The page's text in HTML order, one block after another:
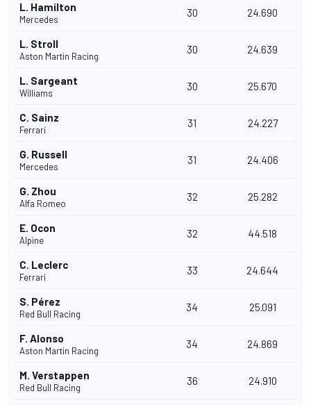
L. Hamilton
Mercedes
30 24.690
L. Stroll
Aston Martin Racing
30 24.639
L. Sargeant
Williams
30 25.670
C. Sainz
Ferrari
31 24.227
G. Russell
Mercedes
31 24.406
G. Zhou
Alfa Romeo
32 25.282
E. Ocon
Alpine
32 44.518
C. Leclerc
Ferrari
33 24.644
S. Pérez
Red Bull Racing
34 25.091
F. Alonso
Aston Martin Racing
34 24.869
M. Verstappen
Red Bull Racing
36 24.910